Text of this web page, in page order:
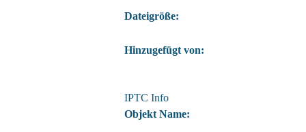
Dateigröße:
Hinzugefügt von:
IPTC Info
Objekt Name: